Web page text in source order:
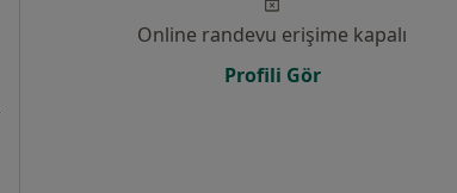
Online randevu erişime kapalı
Profili Gör